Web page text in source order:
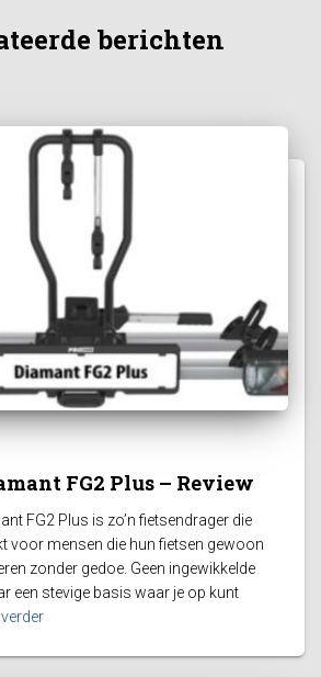
berichten
FG2 Plus – Review
FG2 Plus is zo’n fietsendrager die
voor mensen die hun fietsen gewoon
zonder gedoe. Geen ingewikkelde
een stevige basis waar je op kunt
verder